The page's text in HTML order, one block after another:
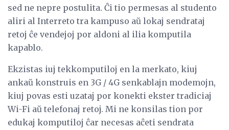
sed ne nepre postulita. Ĉi tio permesas al studento
aliri al Interreto tra kampuso aŭ lokaj sendrataj
retoj ĉe vendejoj por aldoni al ilia komputila
kapablo.
Ekzistas iuj tekkomputiloj en la merkato, kiuj
ankaŭ konstruis en 3G / 4G senkablajn modemojn,
kiuj povas esti uzataj por konekti ekster tradiciaj
Wi-Fi aŭ telefonaj retoj. Mi ne konsilas tion por
edukaj komputiloj ĉar necesas aĉeti sendrata